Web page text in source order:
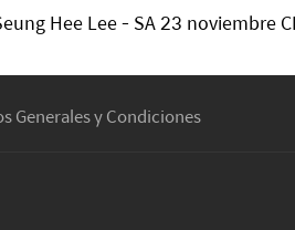
Hee Lee - SA 23 noviembre
Generales y Condiciones